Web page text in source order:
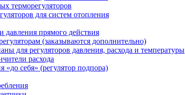
терморегуляторов
для систем отопления
давления прямого действия
(заказываются дополнительно)
для регуляторов давления, расхода и температуры
расхода
«до себя» (регулятор подпора)